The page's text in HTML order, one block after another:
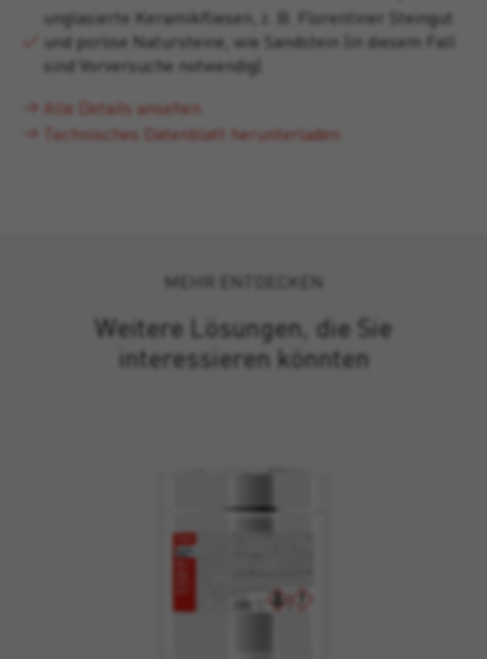
unglasierte Keramikfliesen, z. B. Florentiner Steingut
und poröse Natursteine, wie Sandstein (in diesem Fall
sind Vorversuche notwendig).
Alle Details ansehen
Technisches Datenblatt herunterladen
MEHR ENTDECKEN
Weitere Lösungen, die Sie
interessieren könnten